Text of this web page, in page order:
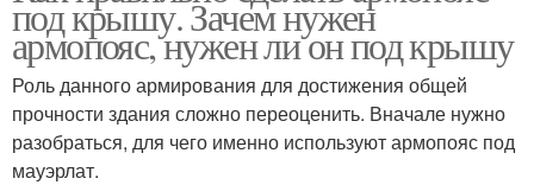
под крышу. Зачем нужен
армопояс, нужен ли он под крышу
Роль данного армирования для достижения общей
прочности здания сложно переоценить. Вначале нужно
разобраться, для чего именно используют армопояс под
мауэрлат.